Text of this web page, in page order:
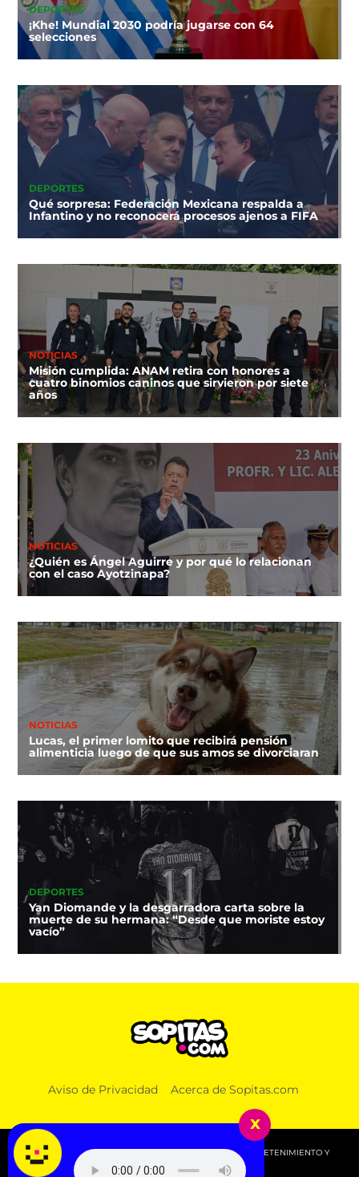
DEPORTES
¡Khe! Mundial 2030 podría jugarse con 64
selecciones
DEPORTES
Qué sorpresa: Federación Mexicana respalda a
Infantino y no reconocerá procesos ajenos a FIFA
NOTICIAS
Misión cumplida: ANAM retira con honores a
cuatro binomios caninos que sirvieron por siete
años
NOTICIAS
¿Quién es Ángel Aguirre y por qué lo relacionan
con el caso Ayotzinapa?
NOTICIAS
Lucas, el primer lomito que recibirá pensión
alimenticia luego de que sus amos se divorciaran
DEPORTES
Yan Diomande y la desgarradora carta sobre la
muerte de su hermana: “Desde que moriste estoy
vacío”
Aviso de Privacidad Acerca de Sopitas.com
© 2026 SOPITAS.COM - MÚSICA, NOTICIAS, DEPORTES, ENTRETENIMIENTO Y
MÁS!.
x